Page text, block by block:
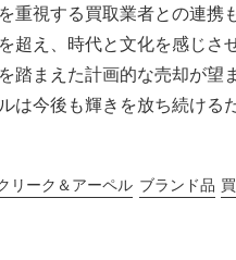
重視する買取業者との連
超え、時代と文化を感じさ
踏まえた計画的な売却が
は今後も輝きを放ち続ける
リーク＆アーペル ブランド品